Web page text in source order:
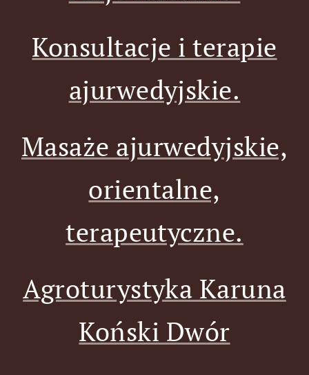
Konsultacje i terapie
ajurwedyjskie.
Masaże ajurwedyjskie,
orientalne,
terapeutyczne.
Agroturystyka Karuna
Koński Dwór